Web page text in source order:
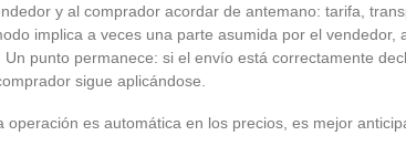
y al comprador acordar de antemano: tarifa,
implica a veces una parte asumida por el vendedor,
punto permanece: si el envío está correctamente
sigue aplicándose.
operación es automática en los precios, es mejor